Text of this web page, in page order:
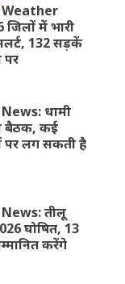
में भारी
132 सड़कें
पर
धामी
बैठक, कई
पर लग सकती है
तीलू
घोषित, 13
करेंगे